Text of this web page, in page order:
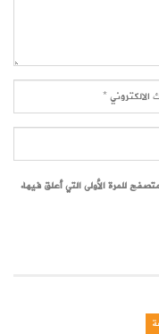
للمرة الأولى التي أعلق فيها.